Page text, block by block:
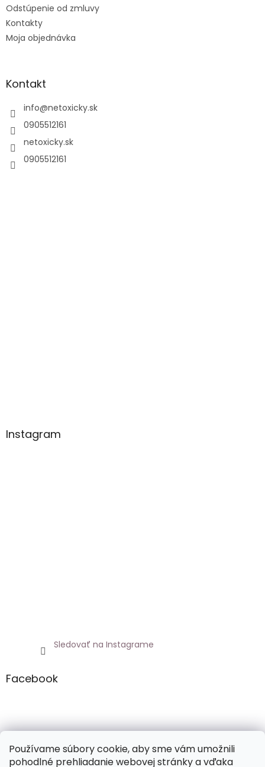
Používame súbory cookie, aby sme vám umožnili
pohodlné prehliadanie webovej stránky a vďaka
Odstúpenie od zmluvy
Kontakty
Moja objednávka
Kontakt
info@netoxicky.sk
0905512161
netoxicky.sk
0905512161
Instagram
Sledovať na Instagrame
Facebook
Netoxicky.sk